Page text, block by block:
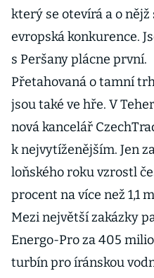
který se otevírá a o
evropská konkurence.
s Peršany plácne první.
Přetahovaná o tamní
jsou také ve hře. V
nová kancelář
k nejvytíženějším. Jen
loňského roku vzrostl
procent na více než 1,1
Mezi největší zakázky
Energo-Pro za 405
turbín pro íránskou